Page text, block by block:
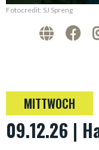
Fotocredit: SJ Spreng
MITTWOCH
09.12.26 |